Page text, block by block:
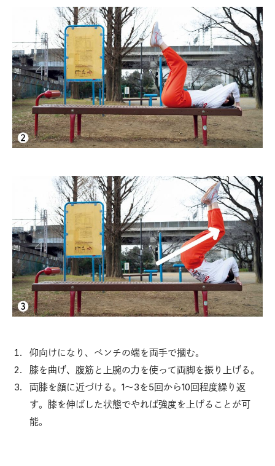
仰向けになり、ベンチの端を両手で摑む。
膝を曲げ、腹筋と上腕の力を使って両脚を振り上げる。
両膝を顔に近づける。1～3を5回から10回程度繰り返
す。膝を伸ばした状態でやれば強度を上げることが可
能。